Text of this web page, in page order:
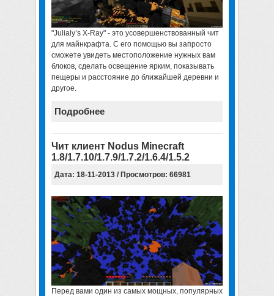
"Julialy’s X-Ray" - это усовершенствованный чит
для майнкрафта. С его помощью вы запросто
сможете увидеть местоположение нужных вам
блоков, сделать освещение ярким, показывать
пещеры и расстояние до ближайшей деревни и
другое.
Подробнее
Чит клиент Nodus Minecraft
1.8/1.7.10/1.7.9/1.7.2/1.6.4/1.5.2
Дата: 18-11-2013 / Просмотров: 66981
Перед вами один из самых мощных, популярных